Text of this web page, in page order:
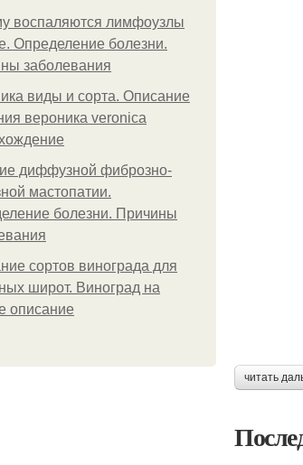
воспаляются лимфоузлы
Определение болезни.
заболевания
виды и сорта. Описание
вероника veronica
диффузной фиброзно-
мастопатии.
болезни. Причины
сортов винограда для
широт. Виноград на
описание
читать